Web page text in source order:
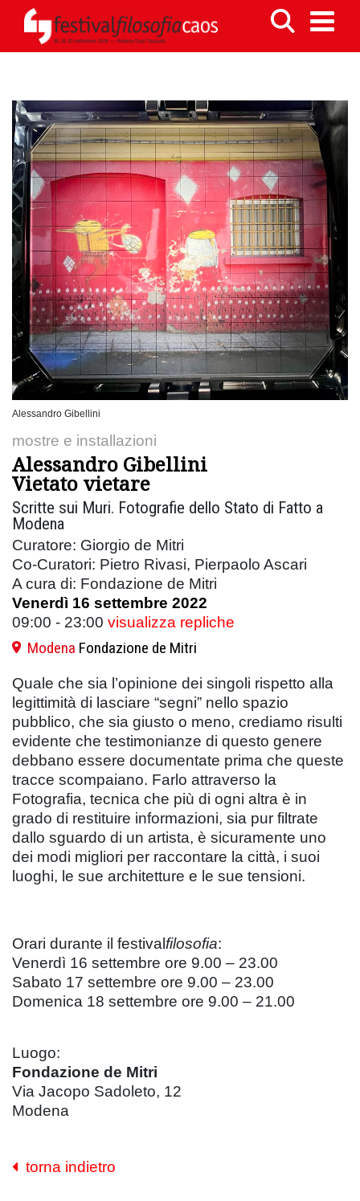
Alessandro Gibellini
mostre e installazioni
Alessandro Gibellini
Vietato vietare
Scritte sui Muri. Fotografie dello Stato di Fatto a
Modena
Curatore: Giorgio de Mitri
Co-Curatori: Pietro Rivasi, Pierpaolo Ascari
A cura di: Fondazione de Mitri
Venerdì 16 settembre 2022
09:00 - 23:00 visualizza repliche
Modena Fondazione de Mitri
Quale che sia l’opinione dei singoli rispetto alla
legittimità di lasciare “segni” nello spazio
pubblico, che sia giusto o meno, crediamo risulti
evidente che testimonianze di questo genere
debbano essere documentate prima che queste
tracce scompaiano. Farlo attraverso la
Fotografia, tecnica che più di ogni altra è in
grado di restituire informazioni, sia pur filtrate
dallo sguardo di un artista, è sicuramente uno
dei modi migliori per raccontare la città, i suoi
luoghi, le sue architetture e le sue tensioni.
Orari durante il festivalfilosofia:
Venerdì 16 settembre ore 9.00 – 23.00
Sabato 17 settembre ore 9.00 – 23.00
Domenica 18 settembre ore 9.00 – 21.00
Luogo:
Fondazione de Mitri
Via Jacopo Sadoleto, 12
Modena
torna indietro